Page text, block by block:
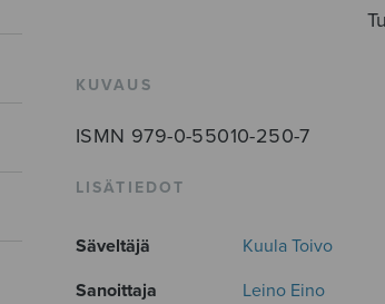
KUVAUS
ISMN 979-0-55010-250-7
LISÄTIEDOT
Säveltäjä
Kuula Toivo
Sanoittaja
Leino Eino